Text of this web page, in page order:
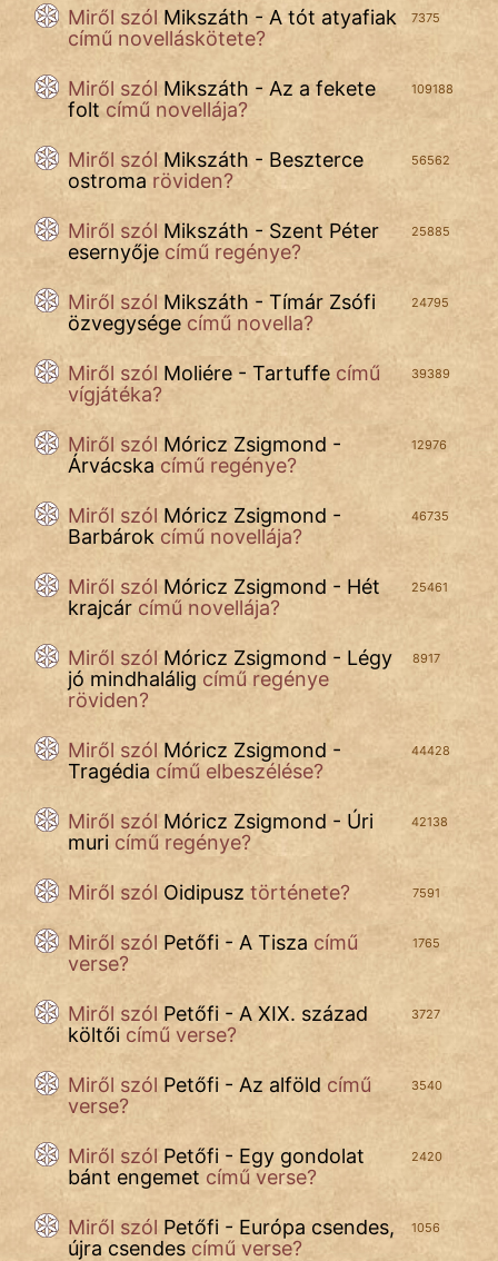
7375
Miről szól Mikszáth - A tót atyafiak
című novelláskötete?
109188
Miről szól Mikszáth - Az a fekete
foltcímű novellája?
56562
Miről szól Mikszáth - Beszterce
ostroma röviden?
25885
Miről szól Mikszáth - Szent Péter
esernyője című regénye?
24795
Miről szól Mikszáth - Tímár Zsófi
özvegysége című novella?
39389
Miről szól Moliére - Tartuffe című
vígjátéka?
12976
Miről szól Móricz Zsigmond -
Árvácska című regénye?
46735
Miről szól Móricz Zsigmond -
Barbárok című novellája?
25461
Miről szól Móricz Zsigmond - Hét
krajcár című novellája?
8917
Miről szól Móricz Zsigmond - Légy
jó mindhalálig című regénye
röviden?
44428
Miről szól Móricz Zsigmond -
Tragédia című elbeszélése?
42138
Miről szól Móricz Zsigmond - Úri
muri című regénye?
7591
Miről szól Oidipusz története?
1765
Miről szól Petőfi - A Tisza című
verse?
3727
Miről szól Petőfi - A XIX. század
költői című verse?
3540
Miről szól Petőfi - Az alföld című
verse?
2420
Miről szól Petőfi - Egy gondolat
bánt engemet című verse?
1056
Miről szól Petőfi - Európa csendes,
újra csendes című verse?